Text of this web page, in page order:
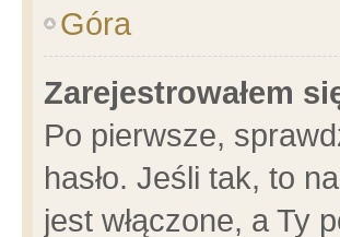
Góra
Zarejestrowałem
Po pierwsze,
hasło. Jeśli tak, to
jest włączone, a Ty